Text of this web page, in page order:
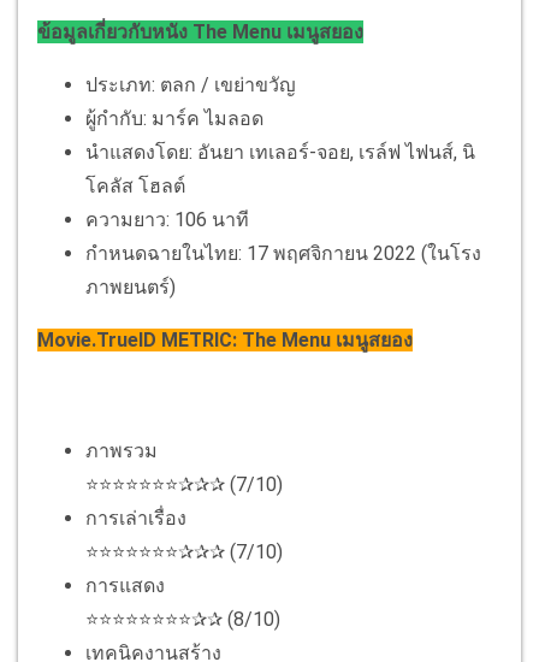
ข้อมูลเกี่ยวกับหนัง The Menu เมนูสยอง
ประเภท: ตลก / เขย่าขวัญ
ผู้กำกับ: มาร์ค ไมลอด
นำแสดงโดย: อันยา เทเลอร์-จอย, เรล์ฟ ไฟนส์, นิ
โคลัส โฮลต์
ความยาว: 106 นาที
กำหนดฉายในไทย: 17 พฤศจิกายน 2022 (ในโรง
ภาพยนตร์)
Movie.TrueID METRIC: The Menu เมนูสยอง
ภาพรวม
⭐⭐⭐⭐⭐⭐⭐✰✰✰ (7/10)
การเล่าเรื่อง
⭐⭐⭐⭐⭐⭐⭐✰✰✰ (7/10)
การแสดง
⭐⭐⭐⭐⭐⭐⭐⭐✰✰ (8/10)
เทคนิคงานสร้าง